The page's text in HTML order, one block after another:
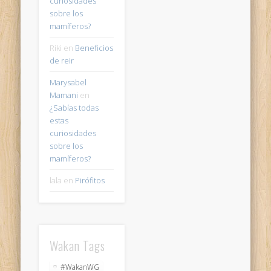
sobre los
mamíferos?
Riki en Beneficios
de reir
Marysabel
Mamani en
¿Sabías todas
estas
curiosidades
sobre los
mamíferos?
lala en Pirófitos
Wakan Tags
#WakanWG